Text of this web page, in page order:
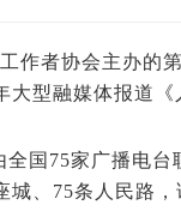
作者协会主办的
型融媒体报道
全国75家广播电
城、75条人民路